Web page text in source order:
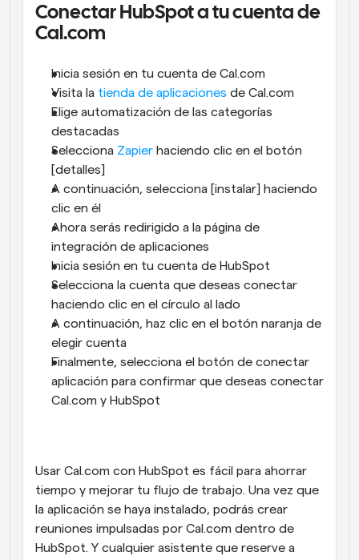
Conectar HubSpot a tu cuenta de
Cal.com
Inicia sesión en tu cuenta de Cal.com
Visita la tienda de aplicaciones de Cal.com
Elige automatización de las categorías
destacadas
Selecciona Zapier haciendo clic en el botón
[detalles]
A continuación, selecciona [instalar] haciendo
clic en él
Ahora serás redirigido a la página de
integración de aplicaciones
Inicia sesión en tu cuenta de HubSpot
Selecciona la cuenta que deseas conectar
haciendo clic en el círculo al lado
A continuación, haz clic en el botón naranja de
elegir cuenta
Finalmente, selecciona el botón de conectar
aplicación para confirmar que deseas conectar
Cal.com y HubSpot
Usar Cal.com con HubSpot es fácil para ahorrar
tiempo y mejorar tu flujo de trabajo. Una vez que
la aplicación se haya instalado, podrás crear
reuniones impulsadas por Cal.com dentro de
HubSpot. Y cualquier asistente que reserve a